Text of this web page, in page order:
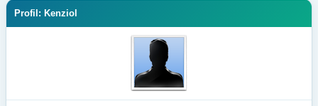
Profil: Kenziol